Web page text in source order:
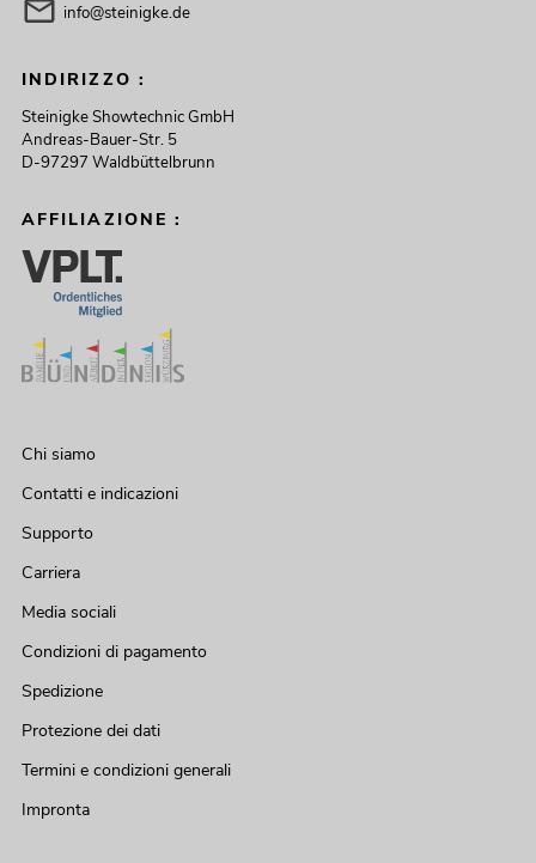
info@steinigke.de
INDIRIZZO :
Steinigke Showtechnic GmbH
Andreas-Bauer-Str. 5
D-97297 Waldbüttelbrunn
AFFILIAZIONE :
Chi siamo
Contatti e indicazioni
Supporto
Carriera
Media sociali
Condizioni di pagamento
Spedizione
Protezione dei dati
Termini e condizioni generali
Impronta